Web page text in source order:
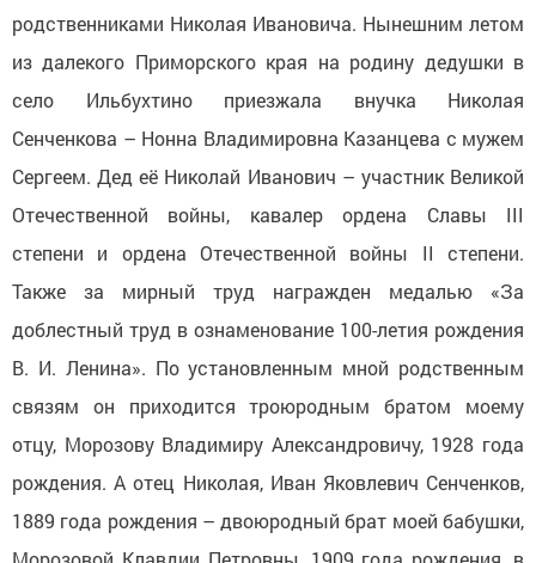
родственниками Николая Ивановича. Нынешним летом
из далекого Приморского края на родину дедушки в
село Ильбухтино приезжала внучка Николая
Сенченкова – Нонна Владимировна Казанцева с мужем
Сергеем. Дед её Николай Иванович – участник Великой
Отечественной войны, кавалер ордена Славы III
степени и ордена Отечественной войны II степени.
Также за мирный труд награжден медалью «За
доблестный труд в ознаменование 100-летия рождения
В. И. Ленина». По установленным мной родственным
связям он приходится троюродным братом моему
отцу, Морозову Владимиру Александровичу, 1928 года
рождения. А отец Николая, Иван Яковлевич Сенченков,
1889 года рождения – двоюродный брат моей бабушки,